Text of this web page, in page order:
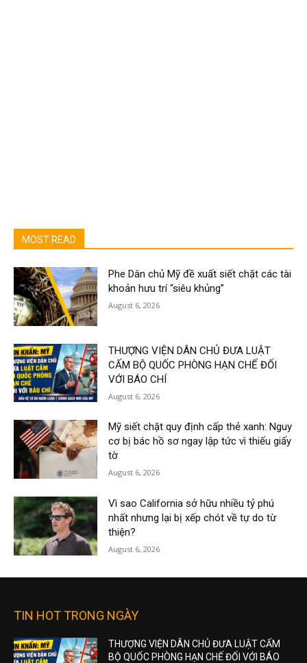
MOST READ
Phe Dân chủ Mỹ đề xuất siết chặt các tài
khoản hưu trí “siêu khủng”
August 6, 2026
THƯỢNG VIỆN DÂN CHỦ ĐƯA LUẬT
CẤM BỘ QUỐC PHÒNG HẠN CHẾ ĐỐI
VỚI BÁO CHÍ
August 6, 2026
Mỹ siết chặt quy định cấp thẻ xanh: Nguy
cơ bị bác hồ sơ ngay lập tức vì thiếu giấy
tờ
August 6, 2026
Vì sao California sở hữu nhiều tỷ phú
nhất nhưng lại bị xếp chót về tự do từ
thiện?
August 6, 2026
TIN HOT TRONG NGÀY
THƯỢNG VIỆN DÂN CHỦ ĐƯA LUẬT CẤM
BỘ QUỐC PHÒNG HẠN CHẾ ĐỐI VỚI BÁO